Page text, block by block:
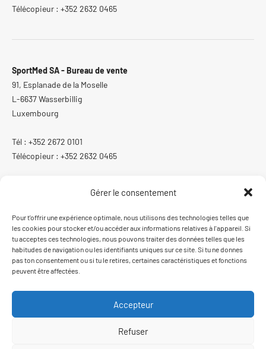
Gérer le consentement
Pour t'offrir une expérience optimale, nous utilisons des technologies telles que
les cookies pour stocker et/ou accéder aux informations relatives à l'appareil. Si
tu acceptes ces technologies, nous pouvons traiter des données telles que les
habitudes de navigation ou les identifiants uniques sur ce site. Si tu ne donnes
pas ton consentement ou si tu le retires, certaines caractéristiques et fonctions
peuvent être affectées.
Accepteur
Refuser
Télécopieur : +352 2632 0465
SportMed SA - Bureau de vente
91, Esplanade de la Moselle
L-6637 Wasserbillig
Luxembourg
Tél : +352 2672 0101
Télécopieur : +352 2632 0465
ISO 13485:2016
Système de gestion de la qualité certifié ISO 13485:2016
Conditions de commande et de livraison
Protection des données